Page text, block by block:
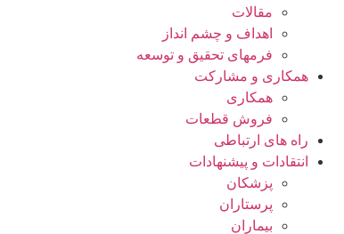
مقالات
اهداف و چشم انداز
فرمهای تحقیق و توسعه
همکاری و مشارکت
همکاری
فروش قطعات
راه های ارتباطی
انتقادات و پيشنهادات
پزشكان
پرستاران
بيماران